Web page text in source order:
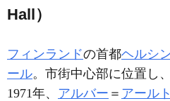
Hall）
フィンランドの首都ヘルシ
ール。市街中心部に位置し
1971年、 アルバー ＝ アールト